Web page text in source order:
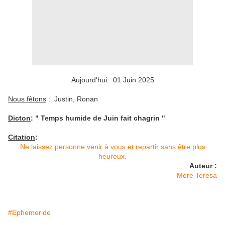
Aujourd'hui: 01 Juin 2025
Nous fêtons : Justin, Ronan
Dicton: " Temps humide de Juin fait chagrin "
Citation:
Ne laissez personne venir à vous et repartir sans être plus
heureux.
Auteur :
Mère Teresa
#Ephemeride